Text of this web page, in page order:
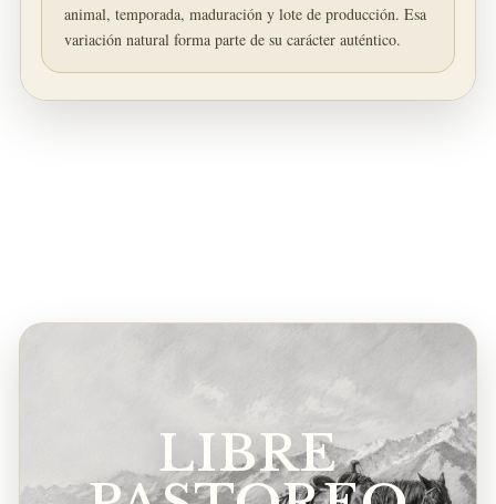
animal, temporada, maduración y lote de producción. Esa
variación natural forma parte de su carácter auténtico.
LIBRE